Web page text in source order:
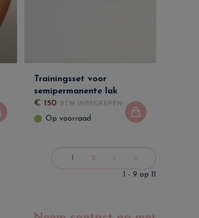
Trainingsset voor
semipermanente lak
€ 150 BTW INBEGREPEN
Op voorraad
1 2 › »
1 - 9 op 11